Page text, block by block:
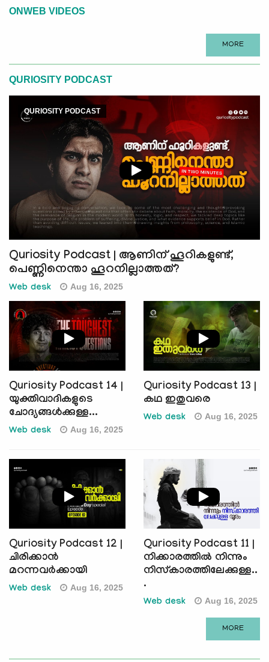
ONWEB VIDEOS
MORE
QURIOSITY PODCAST
QURIOSITY PODCAST
Quriosity Podcast | ആണിന് ഹൂറികളുണ്ട്,
പെണ്ണിനെന്താ ഹൂറനില്ലാത്തത്?
Web desk Aug 16, 2025
Quriosity Podcast 14 |
യുക്തിവാദികളുടെ
ചോദ്യങ്ങൾക്കുള്ള...
Web desk Aug 16, 2025
Quriosity Podcast 13 |
കഥ ഇതുവരെ
Web desk Aug 16, 2025
Quriosity Podcast 12 |
ചിരിക്കാൻ
മറന്നവർക്കായി
Web desk Aug 16, 2025
Quriosity Podcast 11 |
നിക്കാരത്തിൽ നിന്നും
നിസ്കാരത്തിലേക്കുള്ള..
.
Web desk Aug 16, 2025
MORE